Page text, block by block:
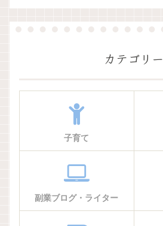
カテゴリー
子育て
副業ブログ・ライター